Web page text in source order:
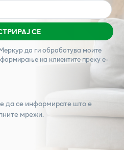
СЕ
да ги обработува моите
на клиентите преку е-
да се информирате што е
мрежи.